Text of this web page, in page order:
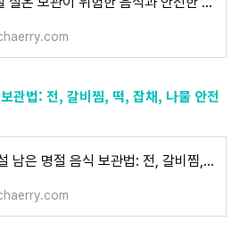
관법: 전, 갈비찜, 떡, 잡채, 나물 안전
추석·설 남은 명절 음식 보관법: 전, 갈비찜, 떡, 잡채, 나물 안전하게 보관하는 꿀팁